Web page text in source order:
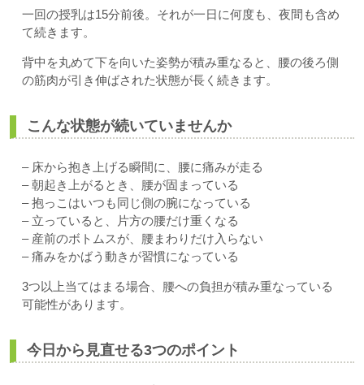
一回の授乳は15分前後。それが一日に何度も、夜間も含め
て続きます。
背中を丸めて下を向いた姿勢が積み重なると、腰の後ろ側
の筋肉が引き伸ばされた状態が長く続きます。
こんな状態が続いていませんか
– 床から抱き上げる瞬間に、腰に痛みが走る
– 朝起き上がるとき、腰が固まっている
– 抱っこはいつも同じ側の腕になっている
– 立っていると、片方の腰だけ重くなる
– 産前のボトムスが、腰まわりだけ入らない
– 痛みをかばう動きが習慣になっている
3つ以上当てはまる場合、腰への負担が積み重なっている
可能性があります。
今日から見直せる3つのポイント